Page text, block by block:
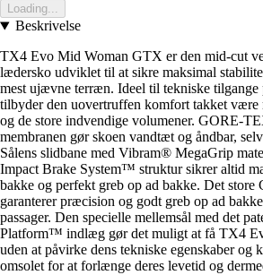
Loading...
Beskrivelse
TX4 Evo Mid Woman GTX er den mid-cut
lædersko udviklet til at sikre maksimal
mest ujævne terræn. Ideel til tekniske tilgange
tilbyder den uovertruffen komfort takket være
og de store indvendige volumener. GORE-
membranen gør skoen vandtæt og åndbar,
Sålens slidbane med Vibram® MegaGrip
Impact Brake System™ struktur sikrer altid
bakke og perfekt greb op ad bakke. Det store
garanterer præcision og godt greb op ad
passager. Den specielle mellemsål med det
Platform™ indlæg gør det muligt at få TX4
uden at påvirke dens tekniske egenskaber og
omsolet for at forlænge deres levetid og